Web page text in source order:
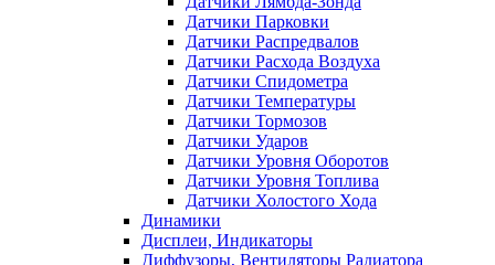
Датчики Парковки
Датчики Распредвалов
Датчики Расхода Воздуха
Датчики Спидометра
Датчики Температуры
Датчики Тормозов
Датчики Ударов
Датчики Уровня Оборотов
Датчики Уровня Топлива
Датчики Холостого Хода
Динамики
Дисплеи, Индикаторы
Диффузоры, Вентиляторы Радиатора